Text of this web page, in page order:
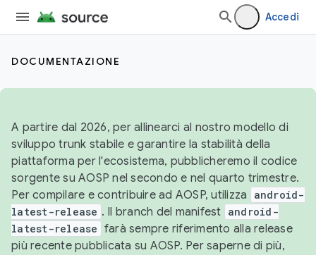
Accedi
DOCUMENTAZIONE
A partire dal 2026, per allinearci al nostro modello di
sviluppo trunk stabile e garantire la stabilità della
piattaforma per l'ecosistema, pubblicheremo il codice
sorgente su AOSP nel secondo e nel quarto trimestre.
Per compilare e contribuire ad AOSP, utilizza
android-
latest-release . Il branch del manifest android-
latest-release farà sempre riferimento alla release
più recente pubblicata su AOSP. Per saperne di più,